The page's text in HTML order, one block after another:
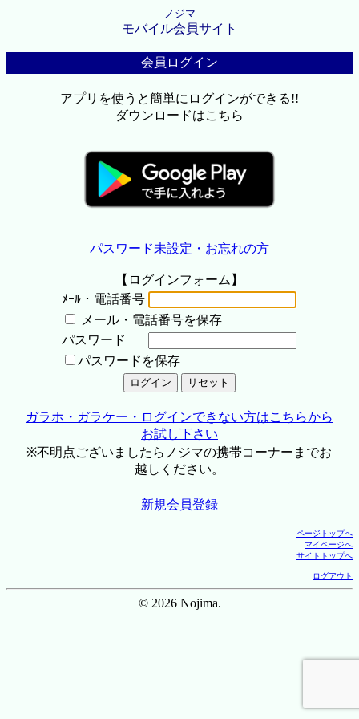
ノジマ
モバイル会員サイト
会員ログイン
アプリを使うと簡単にログインができる!!
ダウンロードはこちら
パスワード未設定・お忘れの方
【ログインフォーム】
ﾒｰﾙ・電話番号
メール・電話番号を保存
パスワード
パスワードを保存
ガラホ・ガラケー・ログインできない方はこちらから
お試し下さい
※不明点ございましたらノジマの携帯コーナーまでお
越しください。
新規会員登録
ページトップへ
マイページへ
サイトトップへ
ログアウト
© 2026 Nojima.